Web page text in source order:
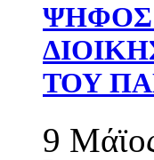
ΨΗΦΟΣ
ΤΟΥ
9